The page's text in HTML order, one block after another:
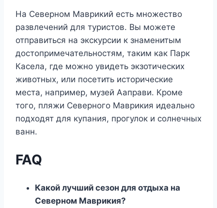
На Северном Маврикий есть множество
развлечений для туристов. Вы можете
отправиться на экскурсии к знаменитым
достопримечательностям, таким как Парк
Касела, где можно увидеть экзотических
животных, или посетить исторические
места, например, музей Ааправи. Кроме
того, пляжи Северного Маврикия идеально
подходят для купания, прогулок и солнечных
ванн.
FAQ
Какой лучший сезон для отдыха на
Северном Маврикия?